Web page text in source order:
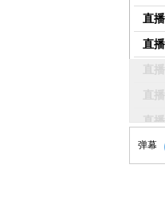
直播
直播
直播
直播
直播
直播
弹幕